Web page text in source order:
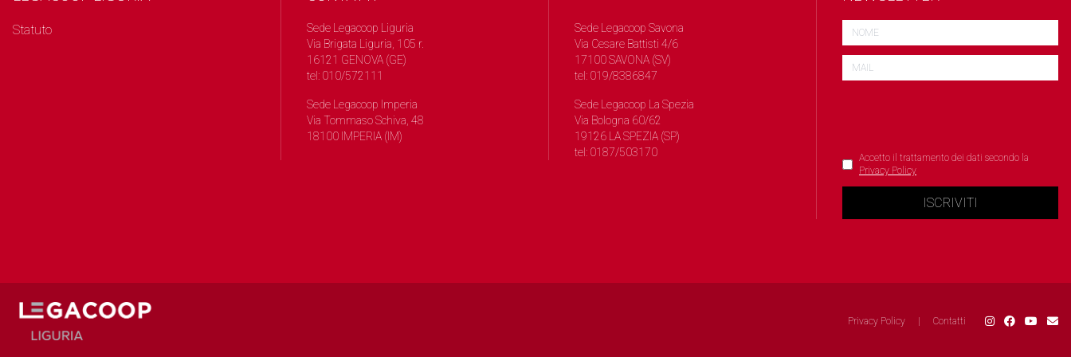
Statuto
Sede Legacoop Liguria
Via Brigata Liguria, 105 r.
16121 GENOVA (GE)
tel: 010/572111
Sede Legacoop Imperia
Via Tommaso Schiva, 48
18100 IMPERIA (IM)
Sede Legacoop Savona
Via Cesare Battisti 4/6
17100 SAVONA (SV)
tel: 019/8386847
Sede Legacoop La Spezia
Via Bologna 60/62
19126 LA SPEZIA (SP)
tel: 0187/503170
Accetto il trattamento dei dati secondo la
Privacy Policy
ISCRIVITI
Privacy Policy Contatti